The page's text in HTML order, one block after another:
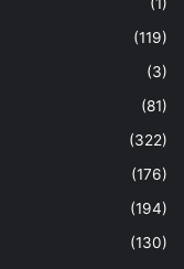
(1)
(119)
(3)
(81)
(322)
(176)
(194)
(130)